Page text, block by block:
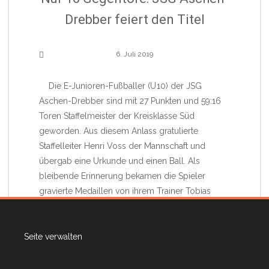
Drebber feiert den Titel
6. Juli 2019
Die E-Junioren-Fußballer (U 10) der JSG
Aschen-Drebber sind mit 27 Punkten und 59:16
Toren Staffelmeister der Kreisklasse Süd
geworden. Aus diesem Anlass gratulierte
Staffelleiter Henri Voss der Mannschaft und
übergab eine Urkunde und einen Ball. Als
bleibende Erinnerung bekamen die Spieler
gravierte Medaillen von ihrem Trainer Tobias
Seite verwalten